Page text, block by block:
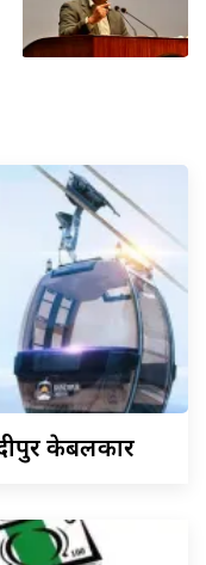
केबलकार